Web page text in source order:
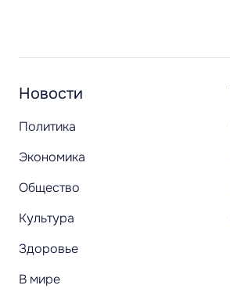
Новости
Политика
Экономика
Общество
Культура
Здоровье
В мире